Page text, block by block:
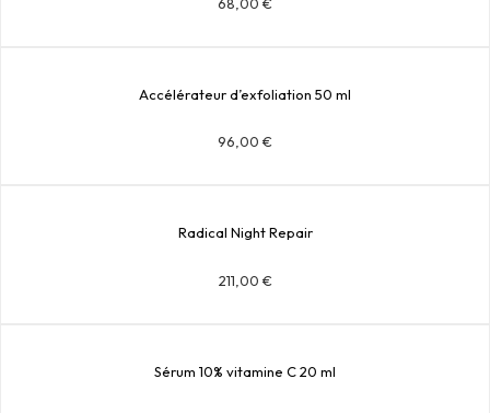
Accélérateur d’exfoliation 50 ml
96,00 €
Radical Night Repair
211,00 €
Sérum 10% vitamine C 20 ml